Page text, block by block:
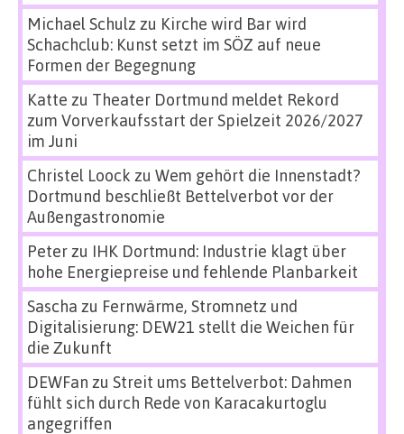
Michael Schulz zu Kirche wird Bar wird
Schachclub: Kunst setzt im SÖZ auf neue
Formen der Begegnung
Katte zu Theater Dortmund meldet Rekord
zum Vorverkaufsstart der Spielzeit 2026/2027
im Juni
Christel Loock zu Wem gehört die Innenstadt?
Dortmund beschließt Bettelverbot vor der
Außengastronomie
Peterzu IHK Dortmund: Industrie klagt über
hohe Energiepreise und fehlende Planbarkeit
Sascha zu Fernwärme, Stromnetz und
Digitalisierung: DEW21 stellt die Weichen für
die Zukunft
DEWFan zu Streit ums Bettelverbot: Dahmen
fühlt sich durch Rede von Karacakurtoglu
angegriffen